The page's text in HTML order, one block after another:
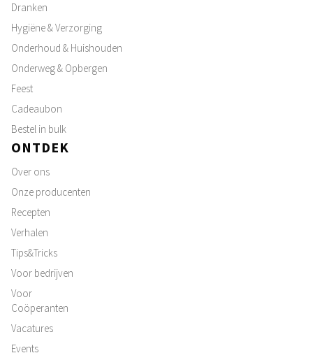
Dranken
Hygiëne & Verzorging
Onderhoud & Huishouden
Onderweg & Opbergen
Feest
Cadeaubon
Bestel in bulk
ONTDEK
Over ons
Onze producenten
Recepten
Verhalen
Tips&Tricks
Voor bedrijven
Voor
Coöperanten
Vacatures
Events